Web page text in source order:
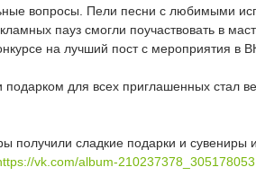
вопросы. Пели песни с любимыми
пауз смогли поучаствовать в
на лучший пост с мероприятия в
для всех приглашенных стал
получили сладкие подарки и
vk.com/album-210237378_305178053